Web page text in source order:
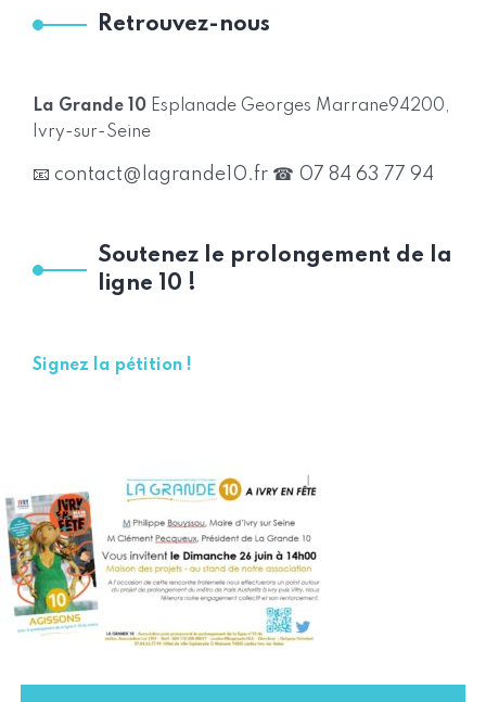
Retrouvez-nous
La Grande 10 Esplanade Georges Marrane94200,
Ivry-sur-Seine
📧 contact@lagrande10.fr ☎ 07 84 63 77 94
Soutenez le prolongement de la
ligne 10 !
Signez la pétition !